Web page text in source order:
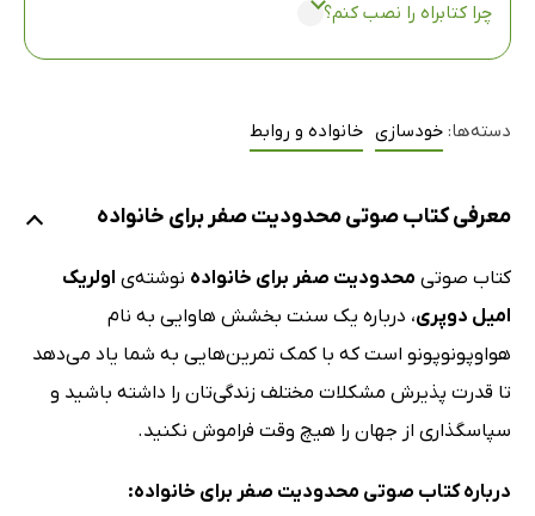
چرا کتابراه را نصب کنم؟
دسته‌ها: خودسازی خانواده و روابط
معرفی کتاب صوتی محدودیت صفر برای خانواده
کتاب صوتی محدودیت صفر برای خانواده نوشته‌ی اولریک
امیل دوپری، درباره یک سنت بخشش هاوایی به نام
هواوپونوپونو است که با کمک تمرین‌هایی به شما یاد می‌دهد
تا قدرت پذیرش مشکلات مختلف زندگی‌تان را داشته باشید و
سپاسگذاری از جهان را هیچ وقت فراموش نکنید.
درباره کتاب صوتی محدودیت صفر برای خانواده: